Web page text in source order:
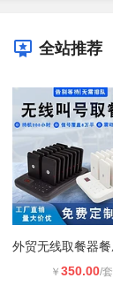
全站推荐
￥ 350.00/套